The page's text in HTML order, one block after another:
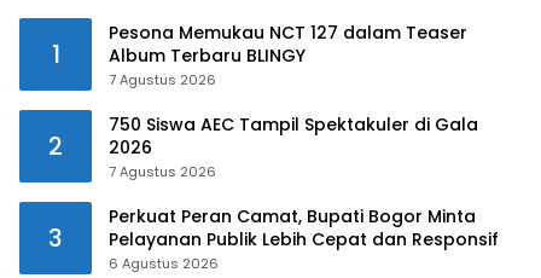
1
Pesona Memukau NCT 127 dalam Teaser
Album Terbaru BLINGY
7 Agustus 2026
2
750 Siswa AEC Tampil Spektakuler di Gala
2026
7 Agustus 2026
3
Perkuat Peran Camat, Bupati Bogor Minta
Pelayanan Publik Lebih Cepat dan Responsif
6 Agustus 2026